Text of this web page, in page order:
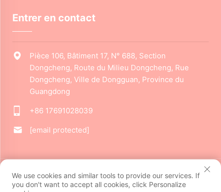
Entrer en contact
Pièce 106, Bâtiment 17, N° 688, Section
Dongcheng, Route du Milieu Dongcheng, Rue
Dongcheng, Ville de Dongguan, Province du
Guangdong
+86 17691028039
[email protected]
Droits d'auteur © 2024 Dongguan Jiarui Cultural Creative Co.,
Ltd. Tous droits réservés. Politique de confidentialité
We use cookies and similar tools to provide our services. If
you don't want to accept all cookies, click Personalize